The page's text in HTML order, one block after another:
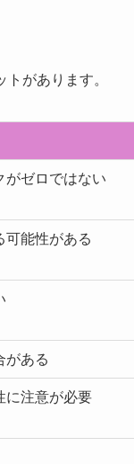
があります。
がゼロではない
可能性がある
がある
に注意が必要